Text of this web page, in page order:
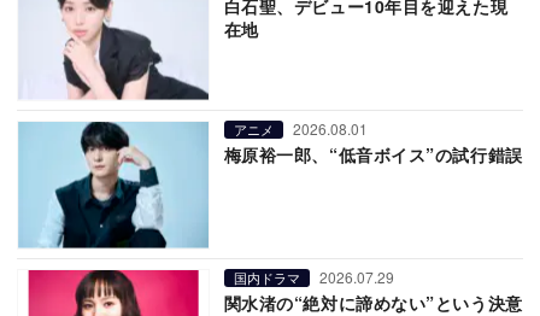
白石聖、デビュー10年目を迎えた現
在地
アニメ 2026.08.01
梅原裕一郎、“低音ボイス”の試行錯誤
国内ドラマ 2026.07.29
関水渚の“絶対に諦めない”という決意